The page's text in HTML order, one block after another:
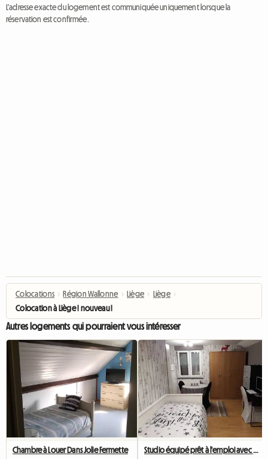
L'adresse exacte du logement est communiquée uniquement lorsque la
réservation est confirmée.
Colocations › Région Wallonne › Liège › Liège ›
Colocation à Liège ! nouveau !
Autres logements qui pourraient vous intéresser
Chambre à Louer Dans Jolie Fermette Studio équipé prêt à l'emploi avec douche privée